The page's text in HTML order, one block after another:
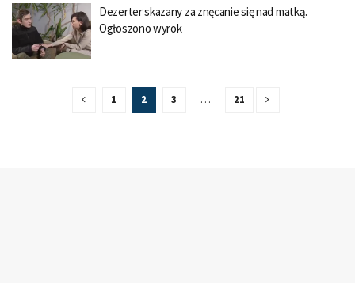
Dezerter skazany za znęcanie się nad matką.
Ogłoszono wyrok
1 2 3 … 21